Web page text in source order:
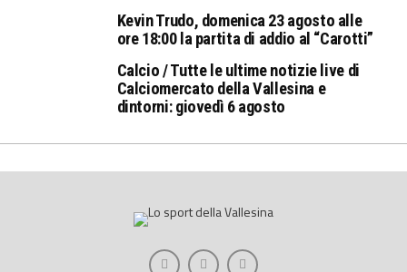
Kevin Trudo, domenica 23 agosto alle
ore 18:00 la partita di addio al “Carotti”
Calcio / Tutte le ultime notizie live di
Calciomercato della Vallesina e
dintorni: giovedì 6 agosto